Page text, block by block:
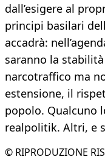
dall’esigere al
principi basilari
accadrà:
saranno la
narcotraffico ma
estensione, il
popolo. Qualcuno
realpolitik. Altri, e
© RIPRODUZIONE